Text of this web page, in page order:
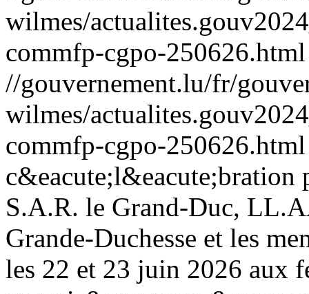
wilmes/
commfp-cgpo-250626.html
//gouvernement.lu/fr/
wilmes/
commfp-cgpo-250626.html
c&eacute;l&eacute;bration
S.A.R. le Grand-Duc,
Grande-Duchesse et les
les 22 et 23 juin 2026 aux